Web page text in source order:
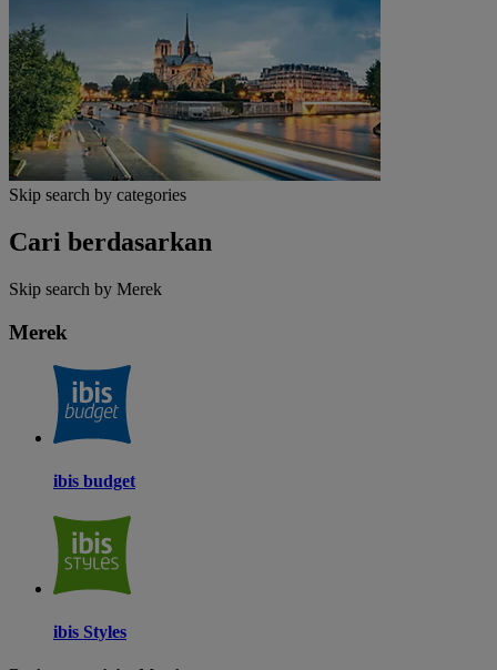
Skip search by categories
Cari berdasarkan
Skip search by Merek
Merek
ibis budget
ibis Styles